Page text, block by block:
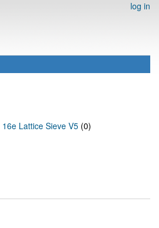
log in
16e Lattice Sieve V5 (0)